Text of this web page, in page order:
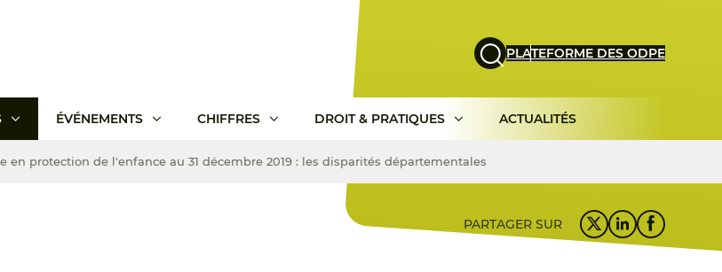
PLATEFORME DES ODPE
ÉVÉNEMENTS CHIFFRES DROIT & PRATIQUES ACTUALITÉS
protection de l'enfance au 31 décembre 2019 : les disparités départementales
PARTAGER SUR